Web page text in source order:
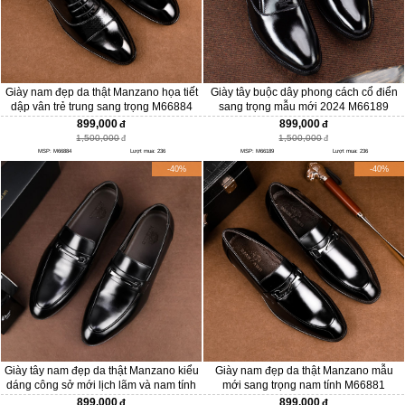
Giày nam đẹp da thật Manzano họa tiết
dập vân trẻ trung sang trọng M66884
899,000
1,500,000
MSP: M66884 Lượt mua: 236
Giày tây buộc dây phong cách cổ điển
sang trọng mẫu mới 2024 M66189
899,000
1,500,000
MSP: M66189 Lượt mua: 236
-40%
Giày tây nam đẹp da thật Manzano kiểu
dáng công sở mới lịch lãm và nam tính
M66686
-40%
Giày nam đẹp da thật Manzano mẫu
mới sang trọng nam tính M66881